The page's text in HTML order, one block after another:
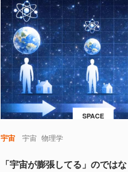
SPACE
宇宙 宇宙 物理学
「宇宙が膨張してる」のでは